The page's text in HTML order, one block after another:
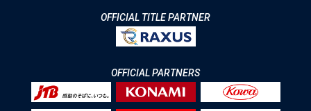
OFFICIAL TITLE PARTNER
OFFICIAL PARTNERS